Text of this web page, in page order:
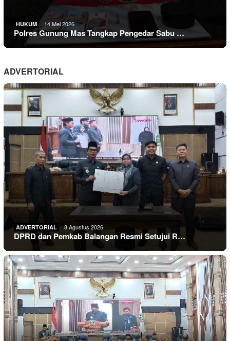
HUKUM 14 Mei 2026
Polres Gunung Mas Tangkap Pengedar Sabu …
ADVERTORIAL
ADVERTORIAL 8 Agustus 2026
DPRD dan Pemkab Balangan Resmi Setujui R…